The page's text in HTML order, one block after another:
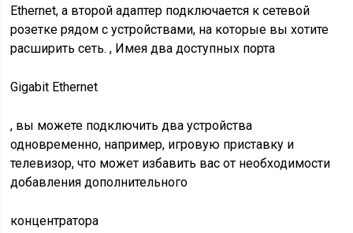
Ethernet, а второй адаптер подключается к сетевой
розетке рядом с устройствами, на которые вы хотите
расширить сеть. , Имея двадоступных порта
Gigabit Ethernet
, вы можете подключить два устройства
одновременно, например, игровую приставку и
телевизор, что может избавить вас от необходимости
добавления дополнительного
концентратора